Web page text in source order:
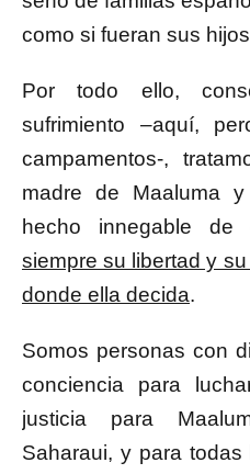
como si fueran sus
Por todo ello,
sufrimiento –aquí,
campamentos-,
madre de Maaluma
hecho innegable
siempre su libertad y
donde ella decida.
Somos personas con
conciencia para
justicia para
Saharaui, y para